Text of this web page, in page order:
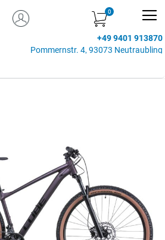
MEIN KONTO
+49 9401 913870
Pommernstr. 4, 93073 Neutraubling